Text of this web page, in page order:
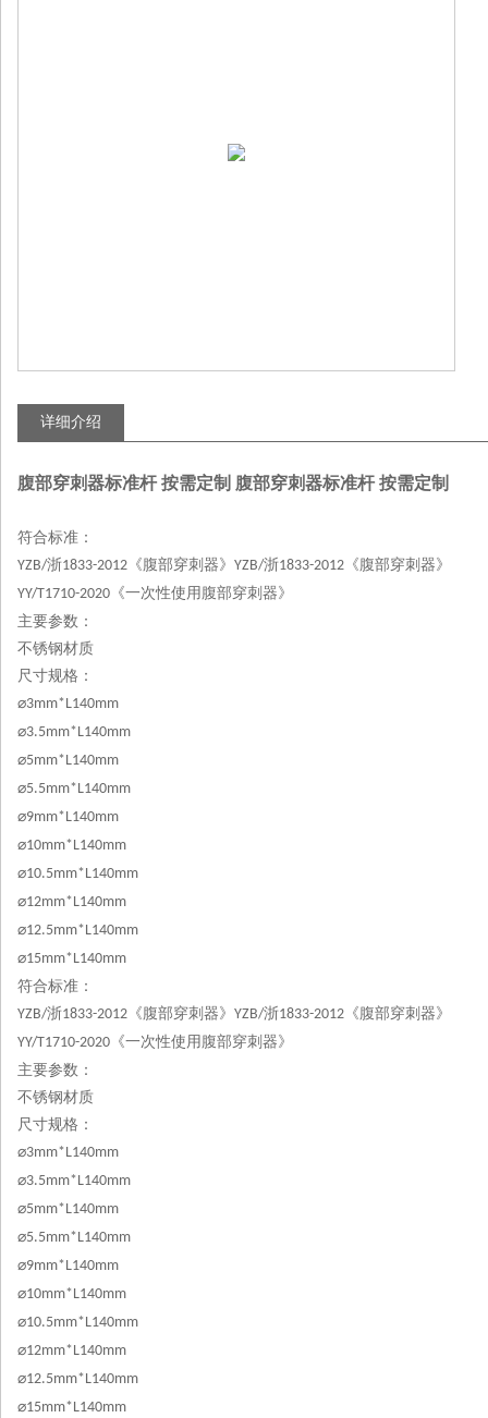
详细介绍
腹部穿刺器标准杆 按需定制 腹部穿刺器标准杆 按需定制
符合标准：
YZB/浙1833-2012 《腹部穿刺器》 YZB/浙1833-2012 《腹部穿刺器》
YY/T1710-2020 《一次性使用腹部穿刺器》
主要参数：
不锈钢材质
尺寸规格：
⌀3mm*L140mm
⌀3.5mm*L140mm
⌀5mm*L140mm
⌀5.5mm*L140mm
⌀9mm*L140mm
⌀10mm*L140mm
⌀10.5mm*L140mm
⌀12mm*L140mm
⌀12.5mm*L140mm
⌀15mm*L140mm
符合标准：
YZB/浙1833-2012 《腹部穿刺器》 YZB/浙1833-2012 《腹部穿刺器》
YY/T1710-2020 《一次性使用腹部穿刺器》
主要参数：
不锈钢材质
尺寸规格：
⌀3mm*L140mm
⌀3.5mm*L140mm
⌀5mm*L140mm
⌀5.5mm*L140mm
⌀9mm*L140mm
⌀10mm*L140mm
⌀10.5mm*L140mm
⌀12mm*L140mm
⌀12.5mm*L140mm
⌀15mm*L140mm